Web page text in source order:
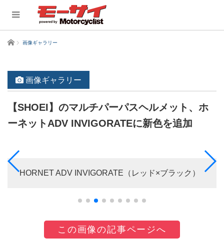
ホーム 画像ギャラリー
画像ギャラリー
【SHOEI】のマルチパーパスヘルメット、ホ
ーネットADV INVIGORATEに新色を追加
HORNET ADV INVIGORATE（レッド×ブラック）
この画像の記事ページへ